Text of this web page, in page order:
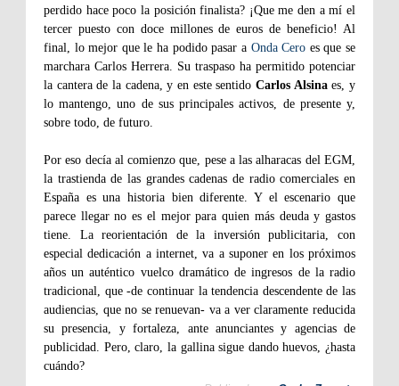
perdido hace poco la posición finalista? ¡Que me den a mí el
tercer puesto con doce millones de euros de beneficio! Al
final, lo mejor que le ha podido pasar a Onda Cero es que se
marchara Carlos Herrera. Su traspaso ha permitido potenciar
la cantera de la cadena, y en este sentido Carlos Alsinaes, y
lo mantengo, uno de sus principales activos, de presente y,
sobre todo, de futuro.
Por eso decía al comienzo que, pese a las alharacas del EGM,
la trastienda de las grandes cadenas de radio comerciales en
España es una historia bien diferente. Y el escenario que
parece llegar no es el mejor para quien más deuda y gastos
tiene. La reorientación de la inversión publicitaria, con
especial dedicación a internet, va a suponer en los próximos
años un auténtico vuelco dramático de ingresos de la radio
tradicional, que -de continuar la tendencia descendente de las
audiencias, que no se renuevan- va a ver claramente reducida
su presencia, y fortaleza, ante anunciantes y agencias de
publicidad. Pero, claro, la gallina sigue dando huevos, ¿hasta
cuándo?